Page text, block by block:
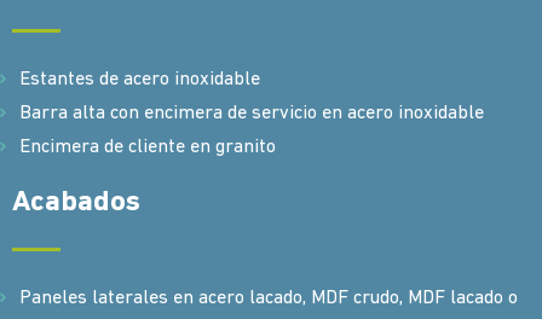
Estantes de acero inoxidable
Barra alta con encimera de servicio en acero inoxidable
Encimera de cliente en granito
Acabados
Paneles laterales en acero lacado, MDF crudo, MDF lacado o